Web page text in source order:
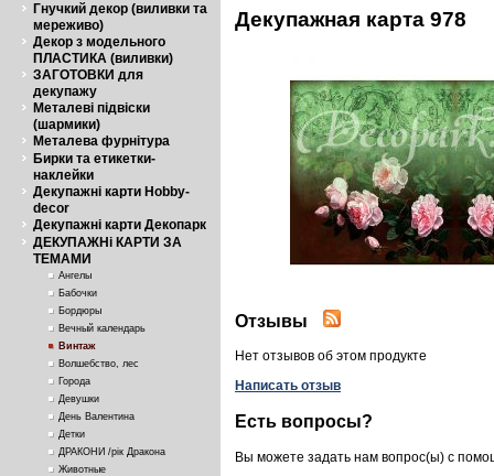
Гнучкий декор (виливки та
мереживо)
Декор з модельного
ПЛАСТИКА (виливки)
ЗАГОТОВКИ для
декупажу
Металеві підвіски
(шармики)
Металева фурнітура
Бирки та етикетки-
наклейки
Декупажні карти Hobby-
decor
Декупажні карти Декопарк
ДЕКУПАЖНі КАРТИ ЗА
ТЕМАМИ
Ангелы
Бабочки
Бордюры
Вечный календарь
Винтаж
Волшебство, лес
Города
Девушки
День Валентина
Детки
ДРАКОНИ /рік Дракона
Животные
Декупажная карта 978
Отзывы
Нет отзывов об этом продукте
Написать отзыв
Есть вопросы?
Вы можете задать нам вопрос(ы) с